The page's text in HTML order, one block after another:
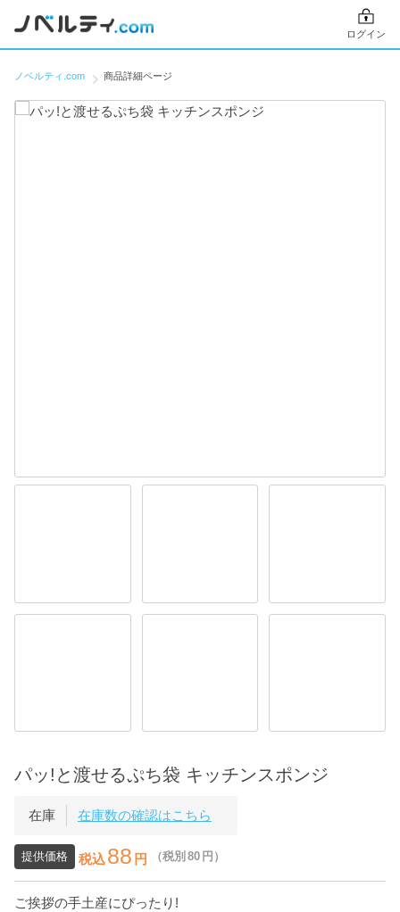
ログイン
ノベルティ.com 商品詳細ページ
パッ!と渡せるぷち袋 キッチンスポンジ
在庫 在庫数の確認はこちら
提供価格 税込88 円 （税別 80 円）
ご挨拶の手土産にぴったり!